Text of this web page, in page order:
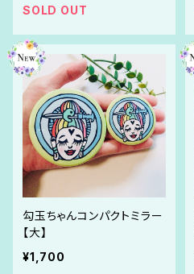
SOLD OUT
勾玉ちゃんコンパクトミラー
【大】
¥1,700